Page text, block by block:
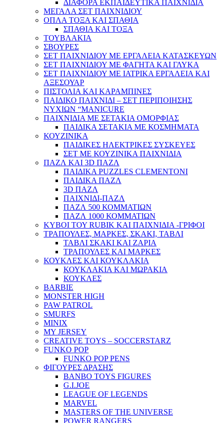
ΔΙΑΦΟΡΑ ΕΚΠΑΙΔΕΥΤΙΚΑ ΠΑΙΧΝΙΔΙΑ
ΜΕΓΑΛΑ ΣΕΤ ΠΑΙΧΝΙΔΙΟΥ
ΟΠΛΑ ΤΟΞΑ ΚΑΙ ΣΠΑΘΙΑ
ΣΠΑΘΙΑ ΚΑΙ ΤΟΞΑ
ΤΟΥΒΛΑΚΙΑ
ΣΒΟΥΡΕΣ
ΣΕΤ ΠΑΙΧΝΙΔΙΟΥ ΜΕ ΕΡΓΑΛΕΙΑ ΚΑΤΑΣΚΕΥΩΝ
ΣΕΤ ΠΑΙΧΝΙΔΙΟΥ ΜΕ ΦΑΓΗΤΑ ΚΑΙ ΓΛΥΚΑ
ΣΕΤ ΠΑΙΧΝΙΔΙΟΥ ΜΕ ΙΑΤΡΙΚΑ ΕΡΓΑΛΕΙΑ ΚΑΙ
ΑΞΕΣΟΥΑΡ
ΠΙΣΤΟΛΙΑ ΚΑΙ ΚΑΡΑΜΠΙΝΕΣ
ΠΑΙΔΙΚΟ ΠΑΙΧΝΙΔΙ – ΣΕΤ ΠΕΡΙΠΟΙΗΣΗΣ
ΝΥΧΙΩΝ “MANICURE
ΠΑΙΧΝΙΔΙΑ ΜΕ ΣΕΤΑΚΙΑ ΟΜΟΡΦΙΑΣ
ΠΑΙΔΙΚΑ ΣΕΤΑΚΙΑ ΜΕ ΚΟΣΜΗΜΑΤΑ
ΚΟΥΖΙΝΙΚΑ
ΠΑΙΔΙΚΕΣ ΗΛΕΚΤΡΙΚΕΣ ΣΥΣΚΕΥΕΣ
ΣΕΤ ΜΕ ΚΟΥΖΙΝΙΚΑ ΠΑΙΧΝΙΔΙΑ
ΠΑΖΛ ΚΑΙ 3D ΠΑΖΛ
ΠΑΙΔΙΚΑ PUZZLES CLEMENTONI
ΠΑΙΔΙΚΑ ΠΑΖΛ
3D ΠΑΖΛ
ΠΑΙΧΝΙΔΙ-ΠΑΖΛ
ΠΑΖΛ 500 ΚΟΜΜΑΤΙΩΝ
ΠΑΖΛ 1000 ΚΟΜΜΑΤΙΩΝ
ΚΥΒΟΙ ΤΟΥ RUBIK ΚΑΙ ΠΑΙΧΝΙΔΙΑ -ΓΡΙΦΟΙ
ΤΡΑΠΟΥΛΕΣ, ΜΑΡΚΕΣ, ΣΚΑΚΙ, ΤΑΒΛΙ
ΤΑΒΛΙ ΣΚΑΚΙ ΚΑΙ ΖΑΡΙΑ
ΤΡΑΠΟΥΛΕΣ ΚΑΙ ΜΑΡΚΕΣ
ΚΟΥΚΛΕΣ ΚΑΙ ΚΟΥΚΛΑΚΙΑ
ΚΟΥΚΛΑΚΙΑ ΚΑΙ ΜΩΡΑΚΙΑ
ΚΟΥΚΛΕΣ
BARBIE
MONSTER HIGH
PAW PATROL
SMURFS
MINIX
MY JERSEY
CREATIVE TOYS – SOCCERSTARZ
FUNKO POP
FUNKO POP PENS
ΦΙΓΟΥΡΕΣ ΔΡΑΣΗΣ
BANBO TOYS FIGURES
G.I.JOE
LEAGUE OF LEGENDS
MARVEL
MASTERS OF THE UNIVERSE
POWER RANGERS